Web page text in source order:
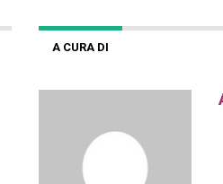
A CURA DI